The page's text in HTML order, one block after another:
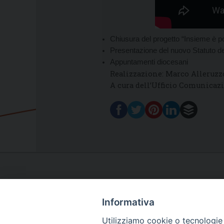
Chiusura del progetto “Insieme è
Presentazione del nuovo Statuto
Appuntamenti diocesani
Realizzazione: Marco
A cura dell’Ufficio
Informativa
Utilizziamo cookie o